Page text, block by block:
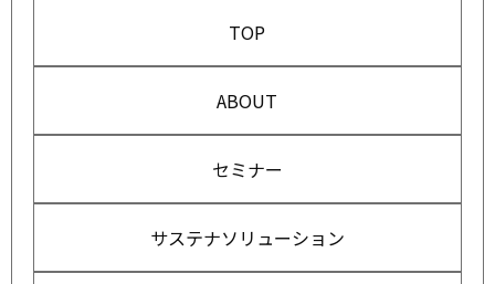
TOP
ABOUT
セミナー
サステナソリューション